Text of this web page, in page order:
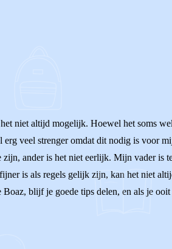
niet altijd mogelijk. Hoewel het soms
veel strenger omdat dit nodig is voor
ander is het niet eerlijk. Mijn vader is
is als regels gelijk zijn, kan het niet
blijf je goede tips delen, en als je